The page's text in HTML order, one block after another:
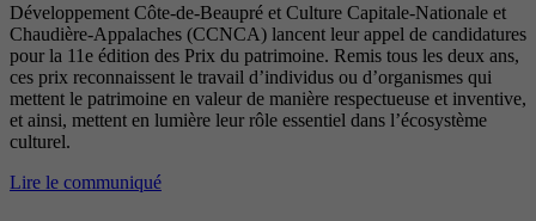
Développement Côte-de-Beaupré et Culture Capitale-Nationale et
Chaudière-Appalaches (CCNCA) lancent leur appel de candidatures
pour la 11e édition des Prix du patrimoine. Remis tous les deux ans,
ces prix reconnaissent le travail d’individus ou d’organismes qui
mettent le patrimoine en valeur de manière respectueuse et inventive,
et ainsi, mettent en lumière leur rôle essentiel dans l’écosystème
culturel.
Lire le communiqué